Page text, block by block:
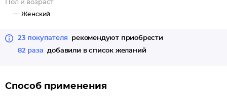
Пол и возраст
Женский
23 покупателя
рекомендуют приобрести
82 раза
добавили в список желаний
Способ применения